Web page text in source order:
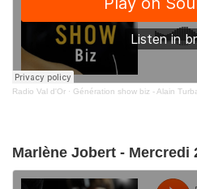
Radio Val d'Or · Génération show biz - Alain
Marlène Jobert - Mercredi